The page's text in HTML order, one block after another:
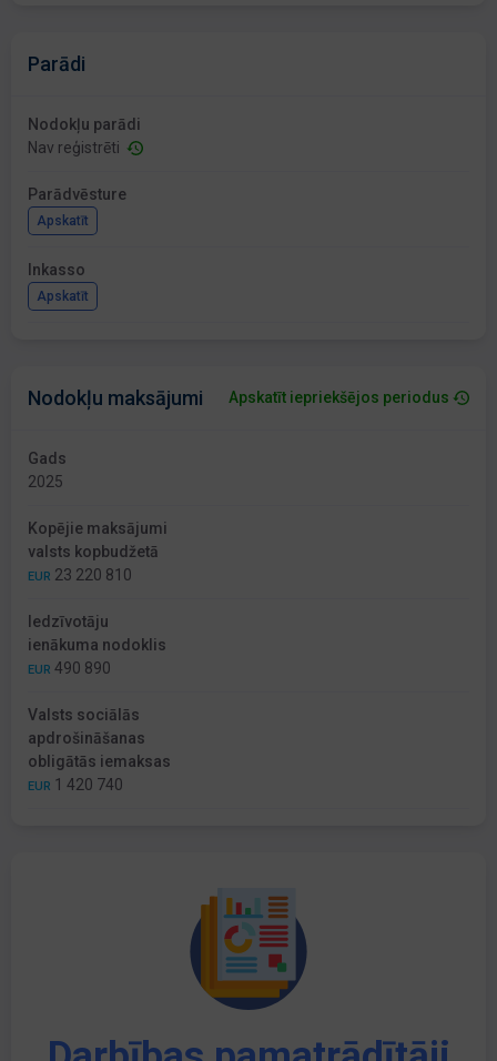
Parādi
Nodokļu parādi
Nav reģistrēti
Parādvēsture
Apskatīt
Inkasso
Apskatīt
Nodokļu maksājumi Apskatīt iepriekšējos periodus
Gads
2025
Kopējie maksājumi
valsts kopbudžetā
EUR 23 220 810
Iedzīvotāju
ienākuma nodoklis
EUR 490 890
Valsts sociālās
apdrošināšanas
obligātās iemaksas
EUR 1 420 740